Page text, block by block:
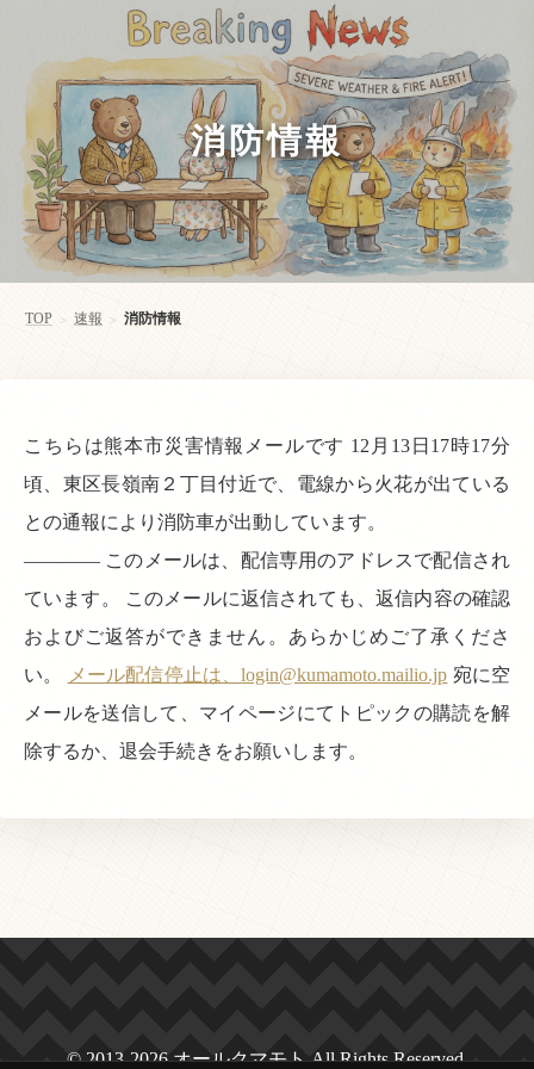
消防情報
TOP > 速報 > 消防情報
こちらは熊本市災害情報メールです 12月13日17時17分
頃、東区長嶺南２丁目付近で、電線から火花が出ている
との通報により消防車が出動しています。
———— このメールは、配信専用のアドレスで配信され
ています。 このメールに返信されても、返信内容の確認
およびご返答ができません。あらかじめご了承くださ
い。
メール配信停止は、login@kumamoto.mailio.jp 宛に空
メールを送信して、マイページにてトピックの購読を解
除するか、退会手続きをお願いします。
© 2013-2026 オールクマモト All Rights Reserved.